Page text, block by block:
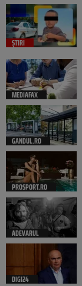
ȘTIRI
MEDIAFAX
GANDUL.RO
PROSPORT.RO
ADEVARUL
DIGI24